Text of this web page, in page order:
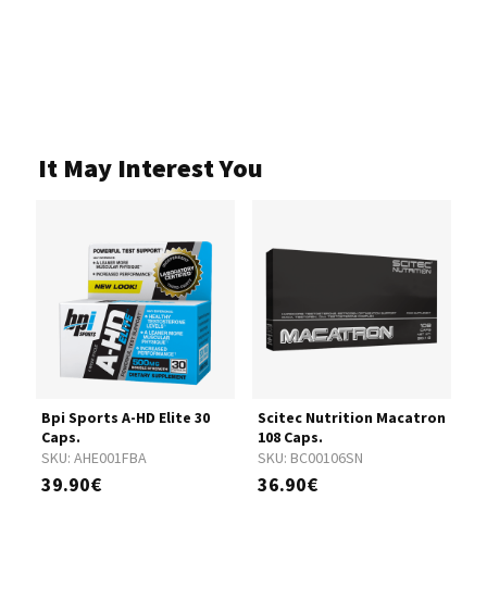
It May Interest You
SKU: AHE001FBA
Bpi Sports A-HD Elite 30
Caps.
39.90€
SKU: BC00106SN
Scitec Nutrition Macatron
108 Caps.
36.90€